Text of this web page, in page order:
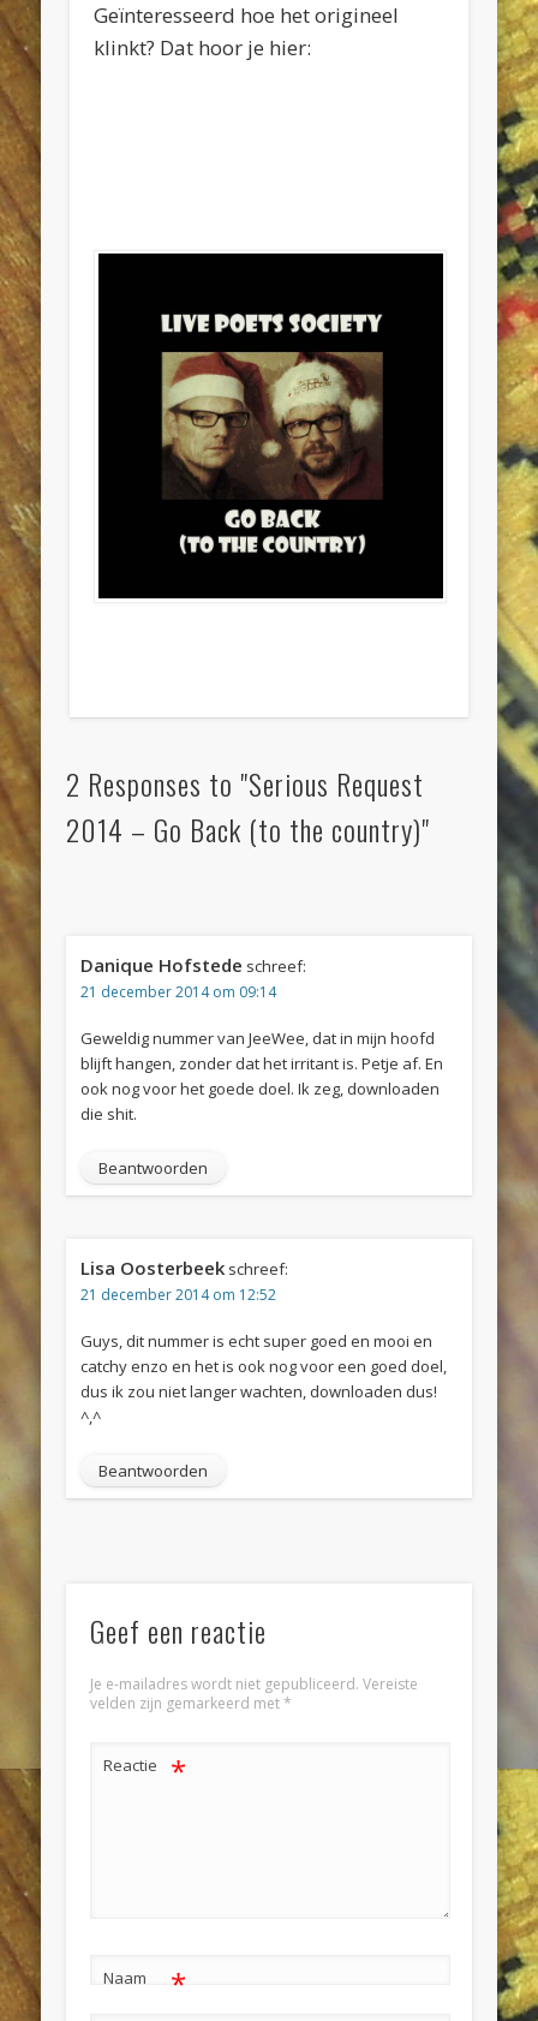
Geïnteresseerd hoe het origineel
klinkt? Dat hoor je hier:
2 Responses to "Serious Request
2014 – Go Back (to the country)"
Danique Hofstede schreef:
21 december 2014 om 09:14
Geweldig nummer van JeeWee, dat in mijn hoofd
blijft hangen, zonder dat het irritant is. Petje af. En
ook nog voor het goede doel. Ik zeg, downloaden
die shit.
Beantwoorden
Lisa Oosterbeek schreef:
21 december 2014 om 12:52
Guys, dit nummer is echt super goed en mooi en
catchy enzo en het is ook nog voor een goed doel,
dus ik zou niet langer wachten, downloaden dus!
^,^
Beantwoorden
Geef een reactie
Je e-mailadres wordt niet gepubliceerd. Vereiste
velden zijn gemarkeerd met*
Reactie *
Naam *